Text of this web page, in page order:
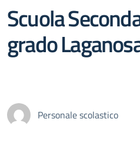
Scuola
grado
Personale scolastico